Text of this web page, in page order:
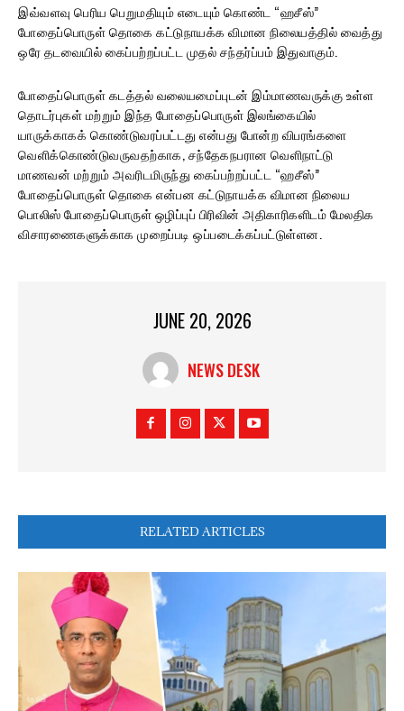
இவ்வளவு பெரிய பெறுமதியும் எடையும் கொண்ட “ஹசீஸ்”
போதைப்பொருள் தொகை கட்டுநாயக்க விமான நிலையத்தில் வைத்து
ஒரே தடவையில் கைப்பற்றப்பட்ட முதல் சந்தர்ப்பம் இதுவாகும்.
போதைப்பொருள் கடத்தல் வலையமைப்புடன் இம்மாணவருக்கு உள்ள
தொடர்புகள் மற்றும் இந்த போதைப்பொருள் இலங்கையில்
யாருக்காகக் கொண்டுவரப்பட்டது என்பது போன்ற விபரங்களை
வெளிக்கொண்டுவருவதற்காக, சந்தேகநபரான வெளிநாட்டு
மாணவன் மற்றும் அவரிடமிருந்து கைப்பற்றப்பட்ட “ஹசீஸ்”
போதைப்பொருள் தொகை என்பன கட்டுநாயக்க விமான நிலைய
பொலிஸ் போதைப்பொருள் ஒழிப்புப் பிரிவின் அதிகாரிகளிடம் மேலதிக
விசாரணைகளுக்காக முறைப்படி ஒப்படைக்கப்பட்டுள்ளன.
JUNE 20, 2026
NEWS DESK
RELATED ARTICLES